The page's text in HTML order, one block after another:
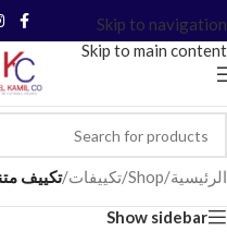
Skip to navigation
Skip to main content
الرئيسية/
Shop
/تكييفات/تكييف
Show sidebar